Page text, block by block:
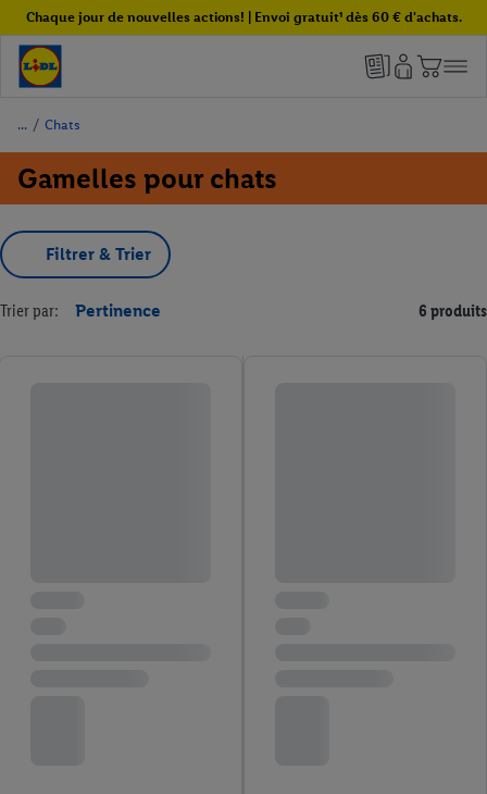
Chaque jour de nouvelles actions! | Envoi gratuit¹ dès 60 € d'achats.
/ Chats
Gamelles pour chats
Filtrer & Trier
Trier par: Pertinence 6 produits